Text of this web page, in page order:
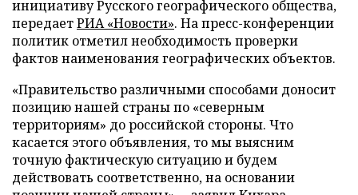
инициативу Русского географического общества,
передаетРИА «Новости». На пресс-конференции
политик отметил необходимость проверки
фактов наименования географических объектов.
«Правительство различными способами доносит
позицию нашей страны по «северным
территориям» до российской стороны. Что
касается этого объявления, то мы выясним
точную фактическую ситуацию и будем
действовать соответственно, на основании